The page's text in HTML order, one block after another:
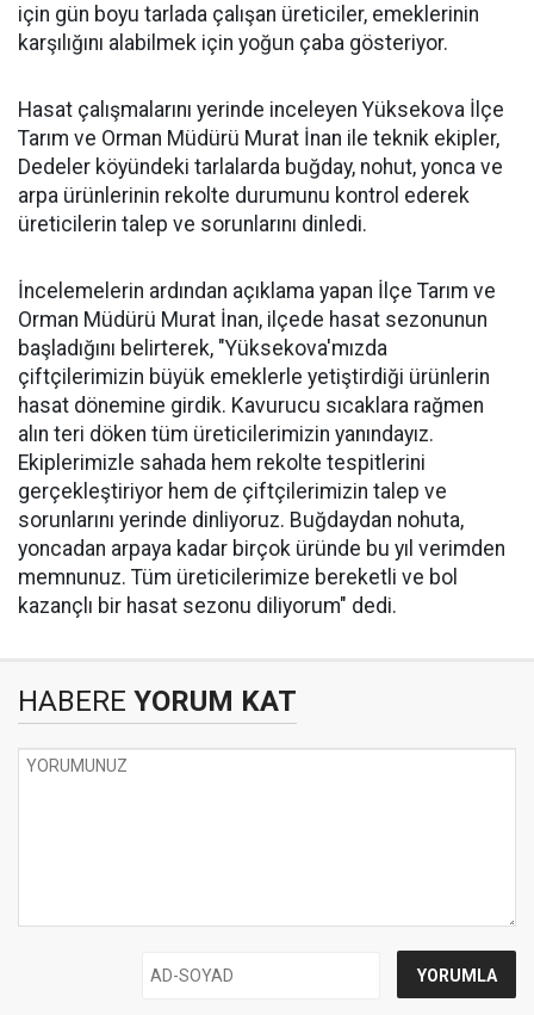
için gün boyu tarlada çalışan üreticiler, emeklerinin
karşılığını alabilmek için yoğun çaba gösteriyor.
Hasat çalışmalarını yerinde inceleyen Yüksekova İlçe
Tarım ve Orman Müdürü Murat İnan ile teknik ekipler,
Dedeler köyündeki tarlalarda buğday, nohut, yonca ve
arpa ürünlerinin rekolte durumunu kontrol ederek
üreticilerin talep ve sorunlarını dinledi.
İncelemelerin ardından açıklama yapan İlçe Tarım ve
Orman Müdürü Murat İnan, ilçede hasat sezonunun
başladığını belirterek, "Yüksekova'mızda
çiftçilerimizin büyük emeklerle yetiştirdiği ürünlerin
hasat dönemine girdik. Kavurucu sıcaklara rağmen
alın teri döken tüm üreticilerimizin yanındayız.
Ekiplerimizle sahada hem rekolte tespitlerini
gerçekleştiriyor hem de çiftçilerimizin talep ve
sorunlarını yerinde dinliyoruz. Buğdaydan nohuta,
yoncadan arpaya kadar birçok üründe bu yıl verimden
memnunuz. Tüm üreticilerimize bereketli ve bol
kazançlı bir hasat sezonu diliyorum" dedi.
HABERE YORUM KAT